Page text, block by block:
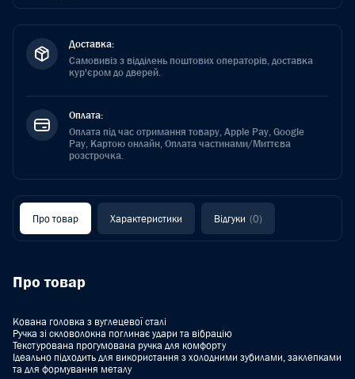
Доставка:
Самовивіз з відділень поштових операторів, доставка
кур'єром до дверей.
Оплата:
Оплата під час отримання товару, Apple Pay, Google
Pay, Картою онлайн, Оплата частинами/Миттєва
розстрочка.
Про товар Характеристики Відгуки (0)
Про товар
Кована головка з вуглецевої сталі
Ручка зі скловолокна поглинає удари та вібрацію
Текстурована прогумована ручка для комфорту
Ідеально підходить для використання з холодними зубилами, заклепками
та для формування металу